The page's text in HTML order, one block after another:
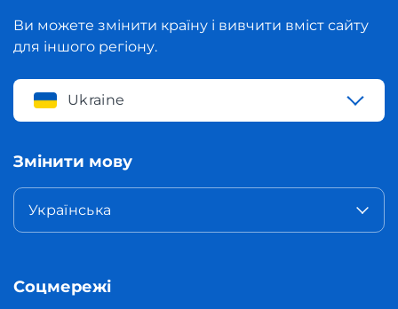
Ви можете змінити країну і вивчити вміст сайту
для іншого регіону.
Ukraine
Змінити мову
Українська
Соцмережі